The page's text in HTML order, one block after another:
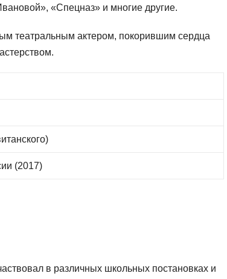
«Спецназ» и многие другие.
театральным актером, покорившим сердца
(2017)
в различных школьных постановках и